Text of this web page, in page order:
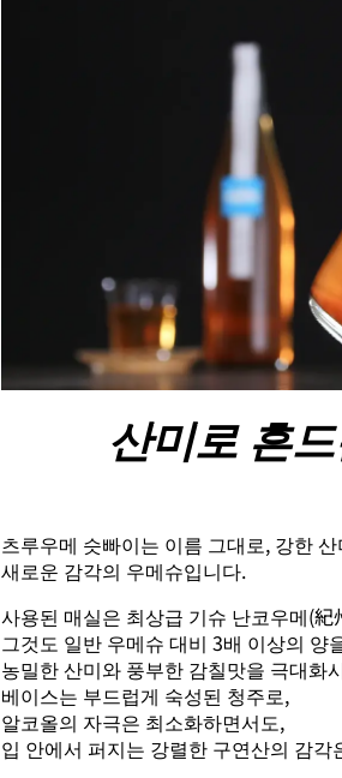
산미로 흔
츠루우메 슷빠이는 이름 그대로, 강한
새로운 감각의 우메슈입니다.
사용된 매실은 최상급 기슈 난코우메(紀
그것도 일반 우메슈 대비 3배 이상의 양
농밀한 산미와 풍부한 감칠맛을 극대화
베이스는 부드럽게 숙성된 청주로,
알코올의 자극은 최소화하면서도,
입 안에서 퍼지는 강렬한 구연산의 감각